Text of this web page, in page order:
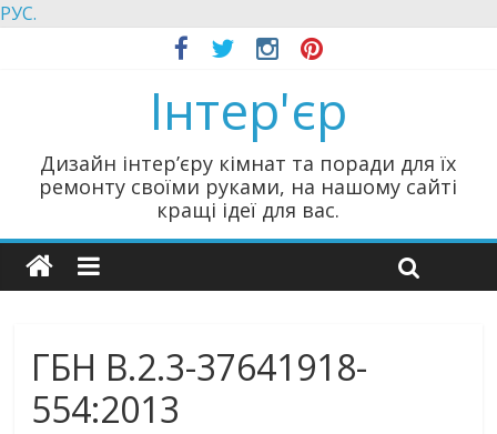
РУС.
Інтер'єр
Дизайн інтер’єру кімнат та поради для їх
ремонту своїми руками, на нашому сайті
кращі ідеї для вас.
ГБН В.2.3-37641918-
554:2013